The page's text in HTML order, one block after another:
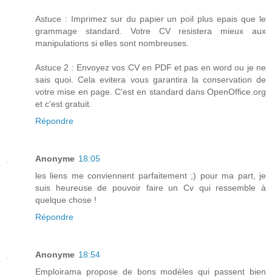
Astuce : Imprimez sur du papier un poil plus epais que le
grammage standard. Votre CV resistera mieux aux
manipulations si elles sont nombreuses.
Astuce 2 : Envoyez vos CV en PDF et pas en word ou je ne
sais quoi. Cela evitera vous garantira la conservation de
votre mise en page. C'est en standard dans OpenOffice.org
et c'est gratuit.
Répondre
Anonyme 18:05
les liens me conviennent parfaitement ;) pour ma part, je
suis heureuse de pouvoir faire un Cv qui ressemble à
quelque chose !
Répondre
Anonyme 18:54
Emploirama propose de bons modèles qui passent bien